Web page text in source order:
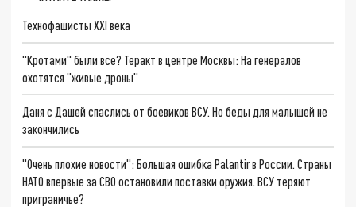
Технофашисты XXI века
"Кротами" были все? Теракт в центре Москвы: На генералов
охотятся "живые дроны"
Даня с Дашей спаслись от боевиков ВСУ. Но беды для малышей не
закончились
"Очень плохие новости": Большая ошибка Palantir в России. Страны
НАТО впервые за СВО остановили поставки оружия. ВСУ теряют
приграничье?